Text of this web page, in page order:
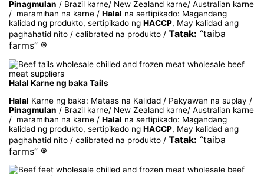
Pinagmulan / Brazil karne/ New Zealand karne/ Australian karne
/ maramihan na karne /Halal na sertipikado: Magandang
kalidad ng produkto, sertipikado ngHACCP, May kalidad ang
paghahatid nito / calibrated na produkto /Tatak: “taiba
farms” ®
Halal Karne ng baka Tails
Halal Karne ng baka: Mataas na Kalidad / Pakyawan na suplay /
Pinagmulan / Brazil karne/ New Zealand karne/ Australian karne
/ maramihan na karne /Halal na sertipikado: Magandang
kalidad ng produkto, sertipikado ngHACCP, May kalidad ang
paghahatid nito / calibrated na produkto /Tatak: “taiba
farms” ®